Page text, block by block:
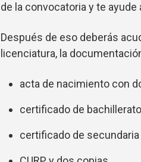
de la convocatoria y te
Después de eso deberás
licenciatura, la
acta de nacimiento con
certificado de
certificado de